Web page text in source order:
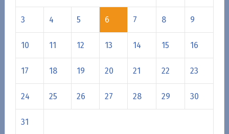
3 4 5 6 7 8 9
10 11 12 13 14 15 16
17 18 19 20 21 22 23
24 25 26 27 28 29 30
31